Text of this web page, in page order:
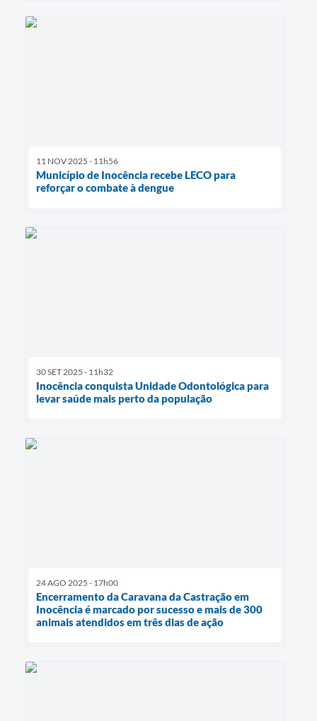
11 NOV 2025 - 11h56
Município de Inocência recebe LECO para
reforçar o combate à dengue
30 SET 2025 - 11h32
Inocência conquista Unidade Odontológica para
levar saúde mais perto da população
24 AGO 2025 - 17h00
Encerramento da Caravana da Castração em
Inocência é marcado por sucesso e mais de 300
animais atendidos em três dias de ação